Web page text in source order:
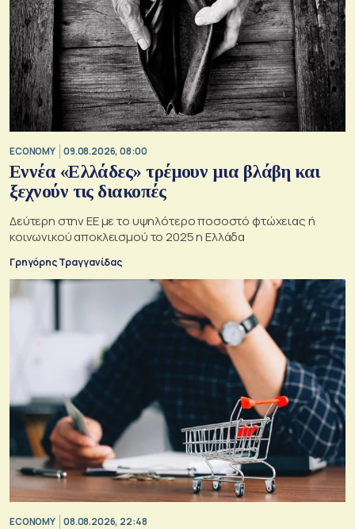
ECONOMY 09.08.2026, 08:00
Εννέα «Ελλάδες» τρέμουν μια βλάβη και
ξεχνούν τις διακοπές
Δεύτερη στην ΕΕ με το υψηλότερο ποσοστό φτώχειας ή
κοινωνικού αποκλεισμού το 2025 η Ελλάδα
Γρηγόρης Τραγγανίδας
ECONOMY 08.08.2026, 22:48